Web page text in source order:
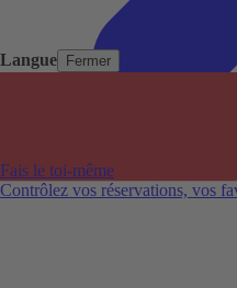
Langue Fermer
Fais le toi-même
Contrôlez vos réservations, vos
Aéroports populaires
Villes populaires
Australie